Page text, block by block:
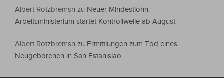
Albert Rotzbremsn zu Neuer Mindestlohn:
Arbeitsministerium startet Kontrollwelle ab August
Albert Rotzbremsn zu Ermittlungen zum Tod eines
Neugeborenen in San Estanislao